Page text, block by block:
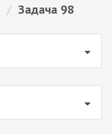
/ Задача 98